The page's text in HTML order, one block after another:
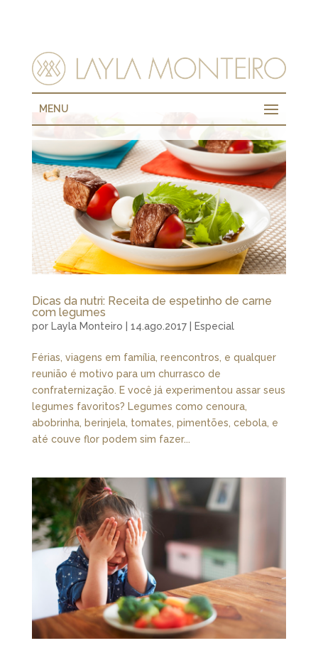
MENU
Dicas da nutri: Receita de espetinho de carne
com legumes
por Layla Monteiro 14.ago.2017| Especial
Férias, viagens em família, reencontros, e qualquer
reunião é motivo para um churrasco de
confraternização. E você já experimentou assar seus
legumes favoritos? Legumes como cenoura,
abobrinha, berinjela, tomates, pimentões, cebola, e
até couve flor podem sim fazer...